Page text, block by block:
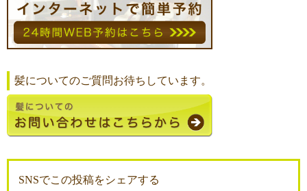
髪についてのご質問お待ちしています。
SNSでこの投稿をシェアする